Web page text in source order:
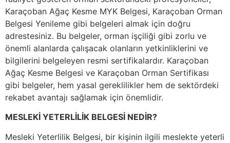
Karaçoban Ağaç Kesme MYK Belgesi, Karaçoban Orman
Belgesi Yenileme gibi belgeleri almak için doğru
adrestesiniz. Bu belgeler, orman işçiliği gibi zorlu ve
önemli alanlarda çalışacak olanların yetkinliklerini ve
bilgilerini belgeleyen resmi sertifikalardır. Karaçoban
Ağaç Kesme Belgesi ve Karaçoban Orman Sertifikası
gibi belgeler, hem yasal gereklilikler hem de sektördeki
rekabet avantajı sağlamak için önemlidir.
MESLEKİ YETERLİLİK BELGESİ NEDİR?
Mesleki Yeterlilik Belgesi, bir kişinin ilgili meslekte yeterli